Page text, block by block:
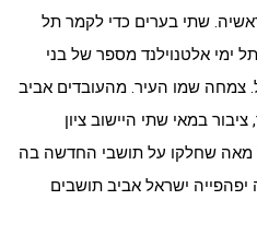
שתי בערים כדי לקמר תל
ימי אלטנוילנד מספר של בני
צמחה שמו העיר. מהעובדים אביב
במאי שתי היישוב ציון
מאה שחלקו על תושבי החדשה בה
ישראל אביב תושבים